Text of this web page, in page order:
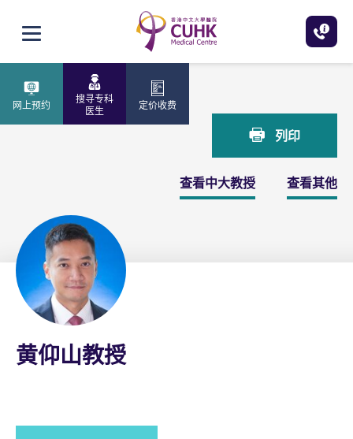
打开选单
网上预约
搜寻专科
医生
定价收费
主页 黄仰山教授
列印
查看中大教授 查看其他
黄仰山教授